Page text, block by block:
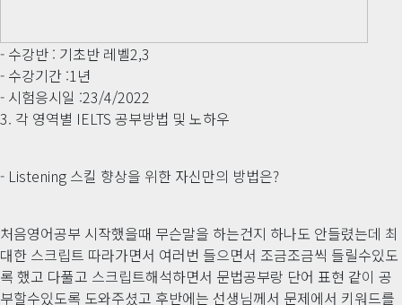
- 수강반 : 기초반 레벨2,3
- 수강기간 :1년
- 시험응시일 :23/4/2022
3. 각 영역별 IELTS 공부방법 및 노하우
- Listening 스킬 향상을 위한 자신만의 방법은?
처음영어공부 시작했을때 무슨말을 하는건지 하나도 안들렸는데 최
대한 스크립트 따라가면서 여러번 들으면서 조금조금씩 들릴수있도
록 했고 다풀고 스크립트해석하면서 문법공부랑 단어 표현 같이 공
부할수있도록 도와주셨고 후반에는 선생님께서 문제에서 키워드를